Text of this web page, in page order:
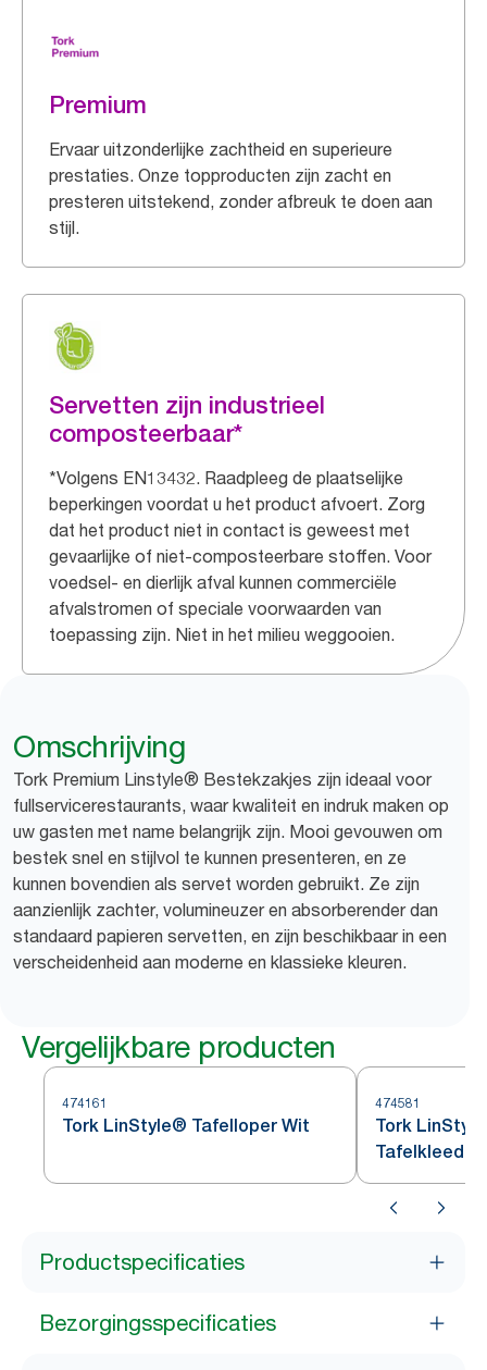
Premium
Ervaar uitzonderlijke zachtheid en superieure
prestaties. Onze topproducten zijn zacht en
presteren uitstekend, zonder afbreuk te doen aan
stijl.
Servetten zijn industrieel
composteerbaar*
*Volgens EN13432. Raadpleeg de plaatselijke
beperkingen voordat u het product afvoert. Zorg
dat het product niet in contact is geweest met
gevaarlijke of niet-composteerbare stoffen. Voor
voedsel- en dierlijk afval kunnen commerciële
afvalstromen of speciale voorwaarden van
toepassing zijn. Niet in het milieu weggooien.
Omschrijving
Tork Premium Linstyle® Bestekzakjes zijn ideaal voor
fullservicerestaurants, waar kwaliteit en indruk maken op
uw gasten met name belangrijk zijn. Mooi gevouwen om
bestek snel en stijlvol te kunnen presenteren, en ze
kunnen bovendien als servet worden gebruikt. Ze zijn
aanzienlijk zachter, volumineuzer en absorberender dan
standaard papieren servetten, en zijn beschikbaar in een
verscheidenheid aan moderne en klassieke kleuren.
Vergelijkbare producten
474161
Tork LinStyle® Tafelloper Wit
474581
Tork
Tafelkleed
Productspecificaties
Bezorgingsspecificaties